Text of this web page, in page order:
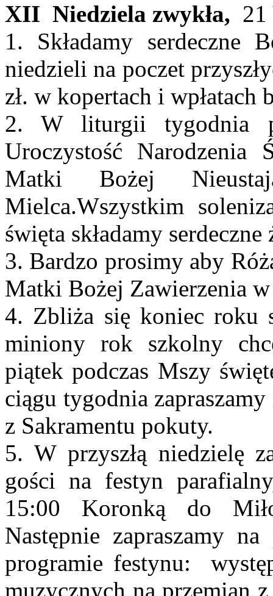
XII Niedziela zwykła,
1. Składamy serdeczne
niedzieli na poczet
zł. w kopertach i wpłatach
2. W liturgii tygodnia
Uroczystość Narodzenia
Matki Bożej
Mielca.Wszystkim
święta składamy serdeczne
3. Bardzo prosimy aby
Matki Bożej Zawierzenia
4. Zbliża się koniec roku
miniony rok szkolny
piątek podczas Mszy
ciągu tygodnia
z Sakramentu pokuty.
5. W przyszłą niedzielę
gości na festyn
15:00 Koronką do
Następnie zapraszamy
programie festynu:
muzycznych na przemian